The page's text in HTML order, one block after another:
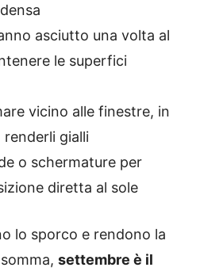
asciutto una volta al
le superfici
vicino alle finestre, in
gialli
o schermature per
diretta al sole
lo sporco e rendono la
settembre è il